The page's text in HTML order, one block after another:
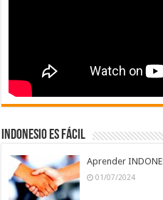
INDONESIO ES FÁCIL
Aprender
01/07/2024